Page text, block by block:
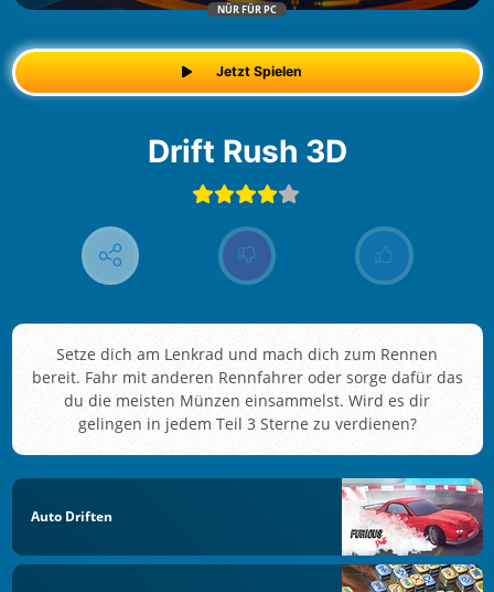
NÜR FÜR PC
Jetzt Spielen
Drift Rush 3D
Setze dich am Lenkrad und mach dich zum Rennen
bereit. Fahr mit anderen Rennfahrer oder sorge dafür das
du die meisten Münzen einsammelst. Wird es dir
gelingen in jedem Teil 3 Sterne zu verdienen?
Auto Driften